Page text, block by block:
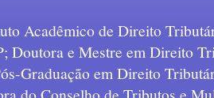
Acadêmico de Direito
Doutora e Mestre em Direito
Graduação em Direito